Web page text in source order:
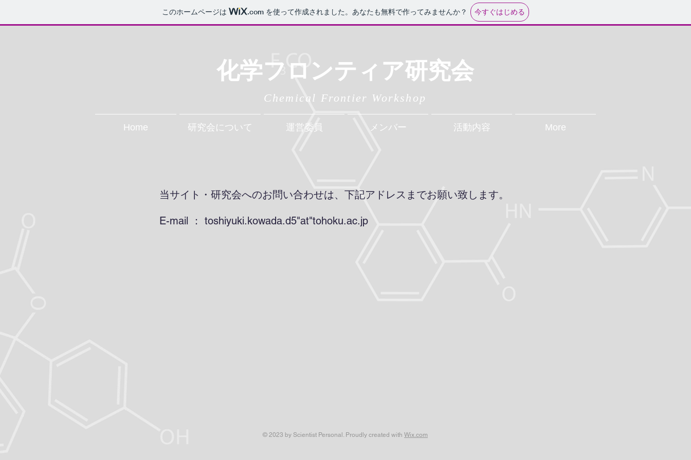
このホームページは .com を使って作成されました。あなたも無料で作ってみませんか？ 今すぐはじめる
化学フロンティア研究会
Chemical Frontier Workshop
Home 研究会について 運営委員 メンバー 活動内容 More
当サイト・研究会へのお問い合わせは、下記アドレスまでお願い致します。
E-mail ： toshiyuki.kowada.d5"at"tohoku.ac.jp
© 2023 by Scientist Personal. Proudly created with Wix.com